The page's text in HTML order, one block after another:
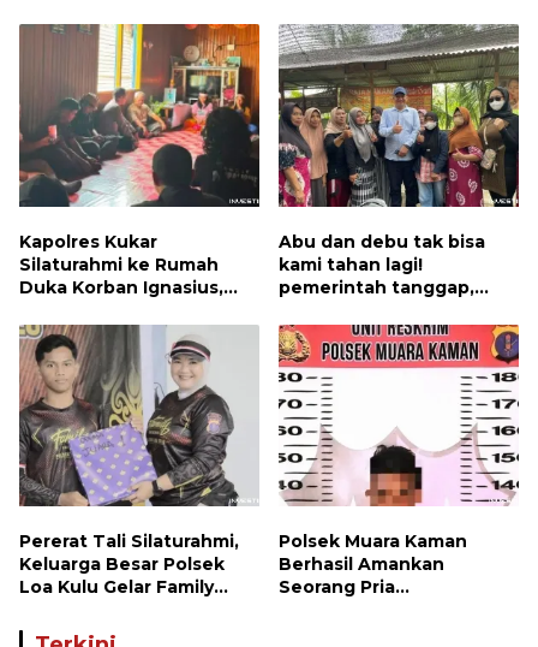
Lingkungan dan Manfaat
Ekonomi Daerah
Prestasi Anggota
Kapolres Kukar
Silaturahmi ke Rumah
Duka Korban Ignasius,
Penanganan Kasus
Kepada Polisi
Abu dan debu tak bisa
kami tahan lagi!
pemerintah tanggap,
Pererat Tali Silaturahmi,
Keluarga Besar Polsek
Loa Kulu Gelar Family
Kehangatan
Polsek Muara Kaman
Berhasil Amankan
Seorang Pria